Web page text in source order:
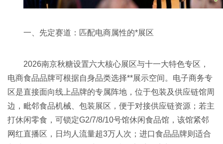
一、先定赛道：匹配电商属性的*展区
2026南京秋糖设置六大核心展区与十一大特色专区，
电商食品品牌可根据自身品类选择**展示空间。电子商务专
区是直接面向线上品牌的专属阵地，位于包装及供应链馆周
边，毗邻食品机械、包装展区，便于对接供应链资源；若主
打休闲零食，可锁定G2/7/8/10号馆休闲食品馆，该馆紧邻
网红直播区，日均人流量超3万人次；进口食品品牌则适合